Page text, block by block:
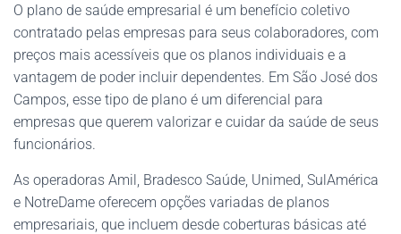
O plano de saúde empresarial é um benefício coletivo
contratado pelas empresas para seus colaboradores, com
preços mais acessíveis que os planos individuais e a
vantagem de poder incluir dependentes. Em São José dos
Campos, esse tipo de plano é um diferencial para
empresas que querem valorizar e cuidar da saúde de seus
funcionários.
As operadoras Amil, Bradesco Saúde, Unimed, SulAmérica
e NotreDame oferecem opções variadas de planos
empresariais, que incluem desde coberturas básicas até